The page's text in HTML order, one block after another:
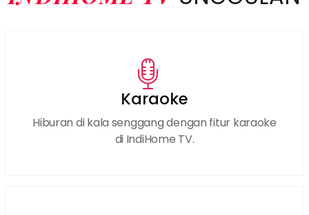
Karaoke
Hiburan di kala senggang dengan fitur karaoke
di IndiHome TV.